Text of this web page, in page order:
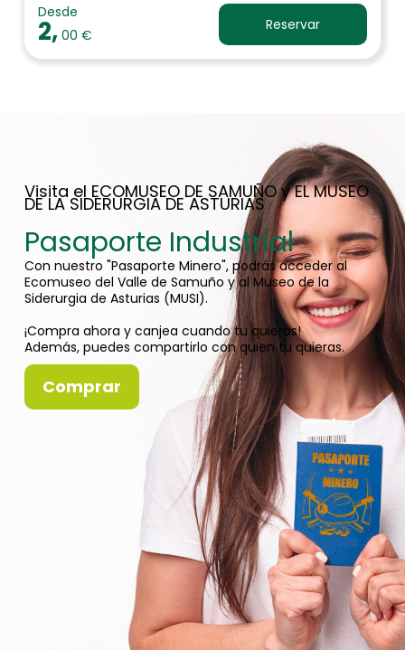
Desde
2, 00 €
Reservar
Visita el ECOMUSEO DE SAMUÑO y EL MUSEO
DE LA SIDERURGIA DE ASTURIAS
Pasaporte Industrial
Con nuestro "Pasaporte Minero", podrás acceder al
Ecomuseo del Valle de Samuño y al Museo de la
Siderurgia de Asturias (MUSI).
¡Compra ahora y canjea cuando tu quieras!
Además, puedes compartirlo con quien tu quieras.
Comprar